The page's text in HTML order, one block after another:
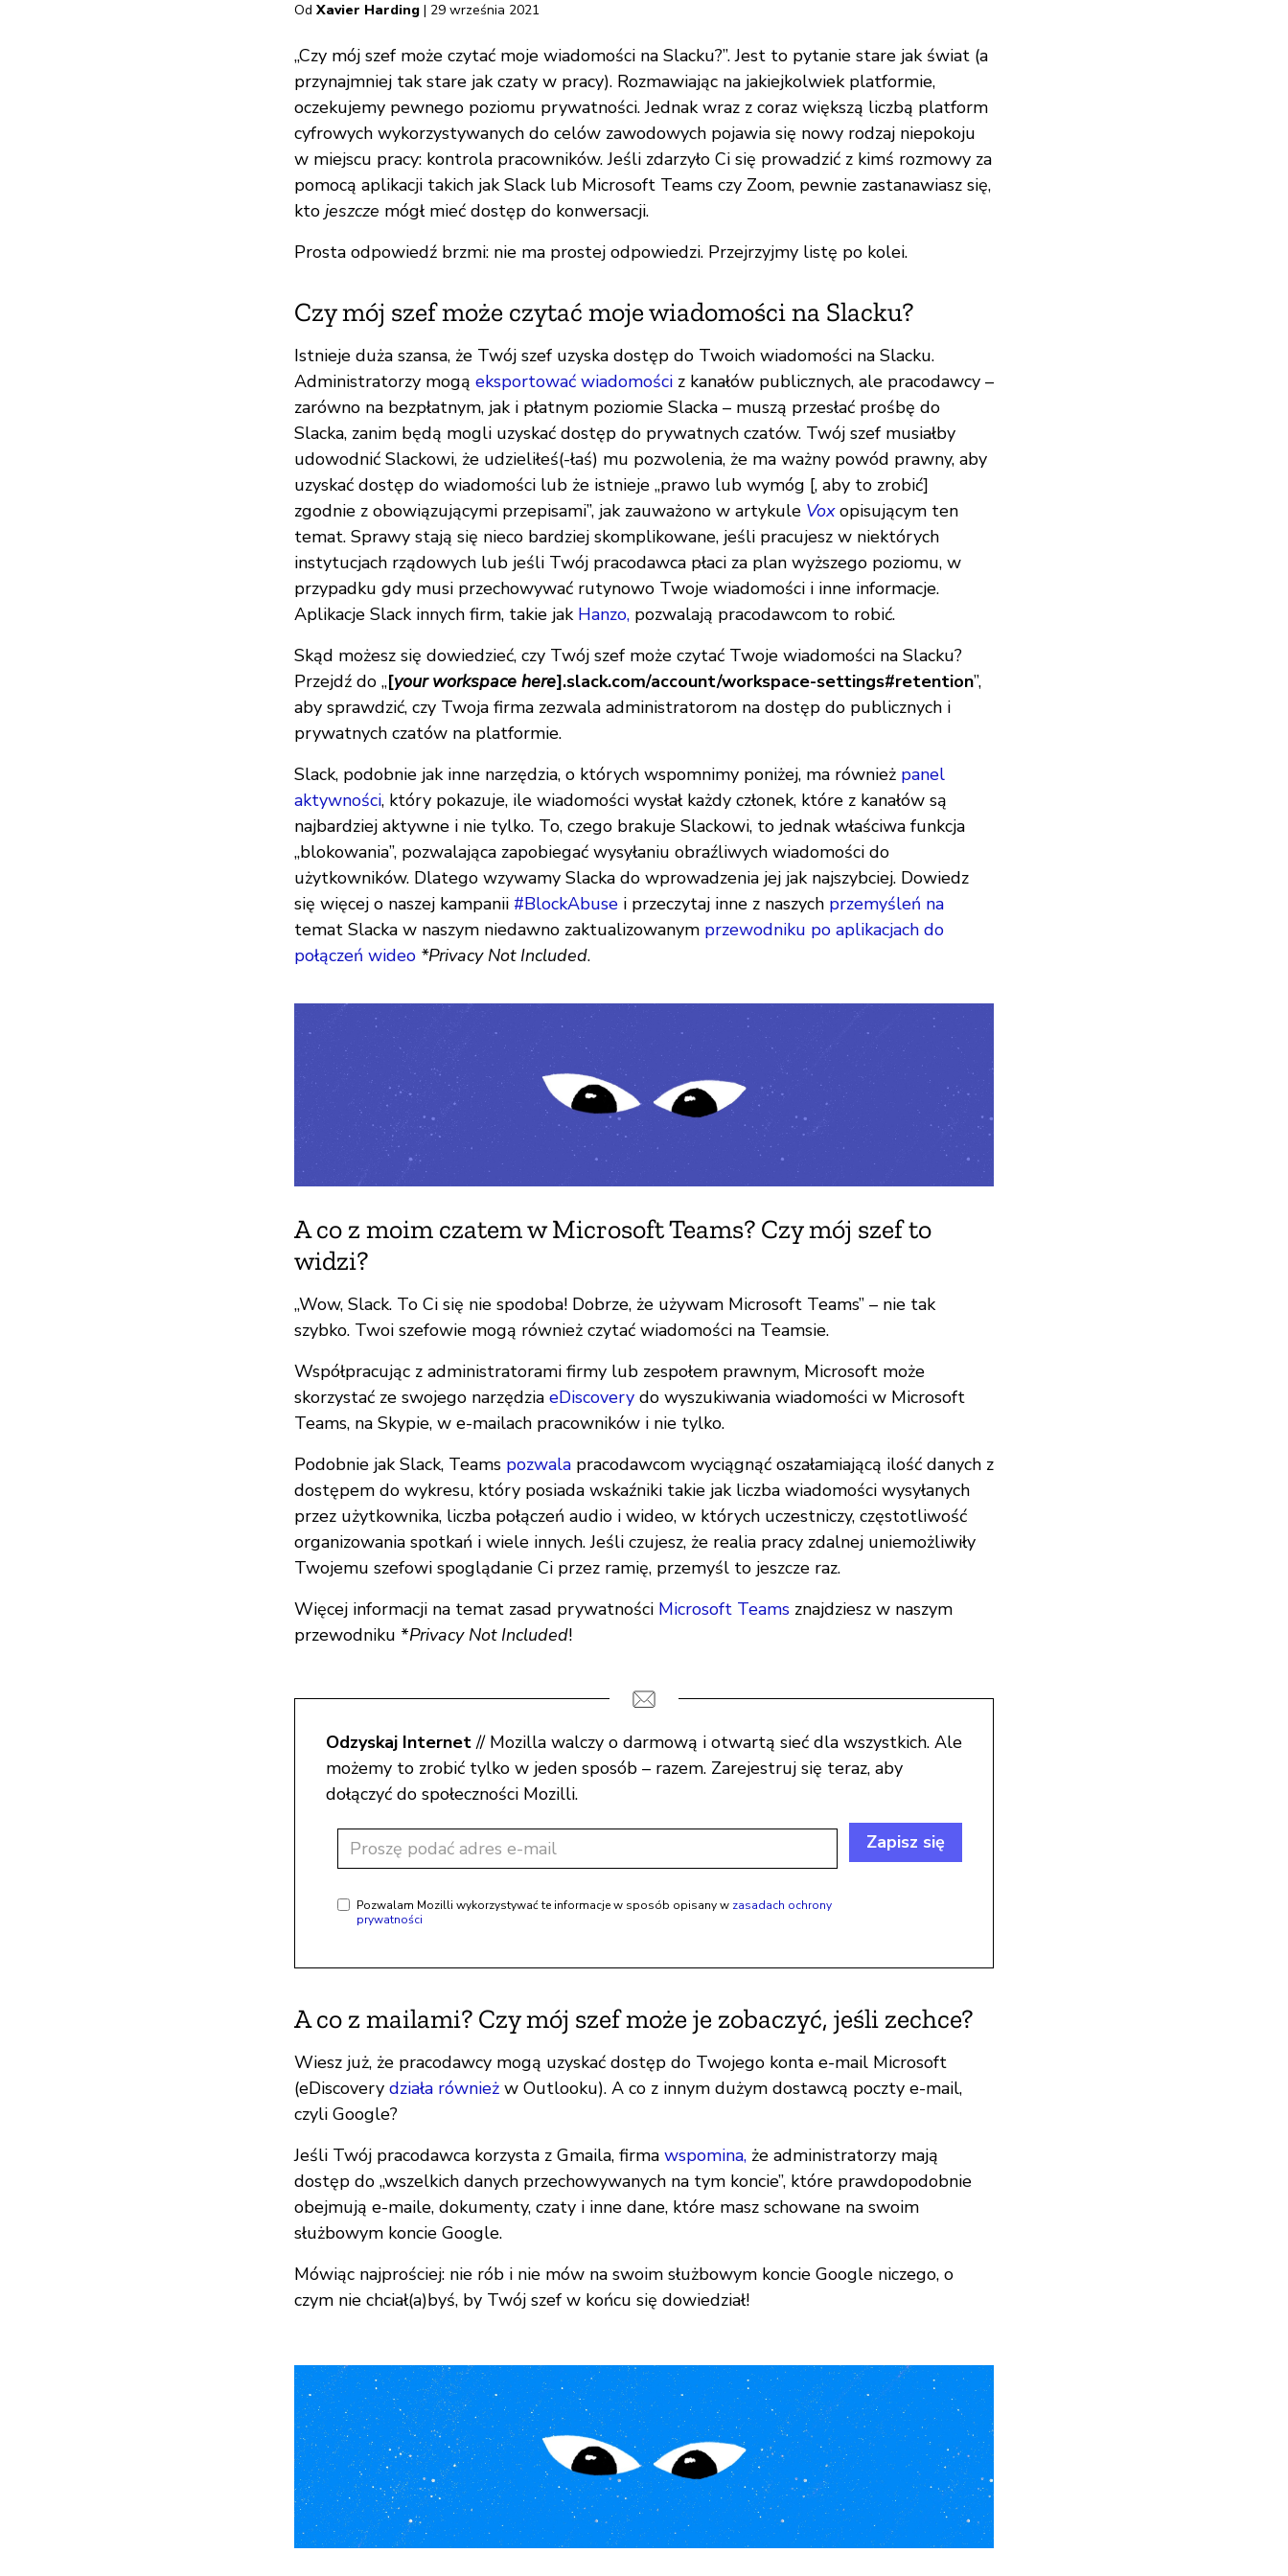
Od Xavier Harding | 29 września 2021
„Czy mój szef może czytać moje wiadomości na Slacku?”. Jest to pytanie stare jak świat (a
przynajmniej tak stare jak czaty w pracy). Rozmawiając na jakiejkolwiek platformie,
oczekujemy pewnego poziomu prywatności. Jednak wraz z coraz większą liczbą platform
cyfrowych wykorzystywanych do celów zawodowych pojawia się nowy rodzaj niepokoju
w miejscu pracy: kontrola pracowników. Jeśli zdarzyło Ci się prowadzić z kimś rozmowy za
pomocą aplikacji takich jak Slack lub Microsoft Teams czy Zoom, pewnie zastanawiasz się,
kto jeszcze mógł mieć dostęp do konwersacji.
Prosta odpowiedź brzmi: nie ma prostej odpowiedzi. Przejrzyjmy listę po kolei.
Czy mój szef może czytać moje wiadomości na Slacku?
Istnieje duża szansa, że Twój szef uzyska dostęp do Twoich wiadomości na Slacku.
Administratorzy mogą eksportować wiadomości z kanałów publicznych, ale pracodawcy –
zarówno na bezpłatnym, jak i płatnym poziomie Slacka – muszą przesłać prośbę do
Slacka, zanim będą mogli uzyskać dostęp do prywatnych czatów. Twój szef musiałby
udowodnić Slackowi, że udzieliłeś(-łaś) mu pozwolenia, że ma ważny powód prawny, aby
uzyskać dostęp do wiadomości lub że istnieje „prawo lub wymóg [, aby to zrobić]
zgodnie z obowiązującymi przepisami”, jak zauważono w artykule Voxopisującym ten
temat. Sprawy stają się nieco bardziej skomplikowane, jeśli pracujesz w niektórych
instytucjach rządowych lub jeśli Twój pracodawca płaci za plan wyższego poziomu, w
przypadku gdy musi przechowywać rutynowo Twoje wiadomości i inne informacje.
Aplikacje Slack innych firm, takie jak Hanzo, pozwalają pracodawcom to robić.
Skąd możesz się dowiedzieć, czy Twój szef może czytać Twoje wiadomości na Slacku?
Przejdź do „[your workspace here].slack.com/account/workspace-settings#retention”,
aby sprawdzić, czy Twoja firma zezwala administratorom na dostęp do publicznych i
prywatnych czatów na platformie.
Slack, podobnie jak inne narzędzia, o których wspomnimy poniżej, ma również panel
aktywności, który pokazuje, ile wiadomości wysłał każdy członek, które z kanałów są
najbardziej aktywne i nie tylko. To, czego brakuje Slackowi, to jednak właściwa funkcja
„blokowania”, pozwalająca zapobiegać wysyłaniu obraźliwych wiadomości do
użytkowników. Dlatego wzywamy Slacka do wprowadzenia jej jak najszybciej. Dowiedz
się więcej o naszej kampanii #BlockAbuse i przeczytaj inne z naszych przemyśleń na
temat Slacka w naszym niedawno zaktualizowanym przewodniku po aplikacjach do
połączeń wideo *Privacy Not Included.
A co z moim czatem w Microsoft Teams? Czy mój szef to
widzi?
„Wow, Slack. To Ci się nie spodoba! Dobrze, że używam Microsoft Teams” – nie tak
szybko. Twoi szefowie mogą również czytać wiadomości na Teamsie.
Współpracując z administratorami firmy lub zespołem prawnym, Microsoft może
skorzystać ze swojego narzędzia eDiscovery do wyszukiwania wiadomości w Microsoft
Teams, na Skypie, w e-mailach pracowników i nie tylko.
Podobnie jak Slack, Teams pozwala pracodawcom wyciągnąć oszałamiającą ilość danych z
dostępem do wykresu, który posiada wskaźniki takie jak liczba wiadomości wysyłanych
przez użytkownika, liczba połączeń audio i wideo, w których uczestniczy, częstotliwość
organizowania spotkań i wiele innych. Jeśli czujesz, że realia pracy zdalnej uniemożliwiły
Twojemu szefowi spoglądanie Ci przez ramię, przemyśl to jeszcze raz.
Więcej informacji na temat zasad prywatności Microsoft Teams znajdziesz w naszym
przewodniku *Privacy Not Included!
Odzyskaj Internet// Mozilla walczy o darmową i otwartą sieć dla wszystkich. Ale
możemy to zrobić tylko w jeden sposób – razem. Zarejestruj się teraz, aby
dołączyć do społeczności Mozilli.
Pozwalam Mozilli wykorzystywać te informacje w sposób opisany w zasadach ochrony
prywatności
Zapisz się
A co z mailami? Czy mój szef może je zobaczyć, jeśli zechce?
Wiesz już, że pracodawcy mogą uzyskać dostęp do Twojego konta e-mail Microsoft
(eDiscovery działa również w Outlooku). A co z innym dużym dostawcą poczty e-mail,
czyli Google?
Jeśli Twój pracodawca korzysta z Gmaila, firma wspomina, że administratorzy mają
dostęp do „wszelkich danych przechowywanych na tym koncie”, które prawdopodobnie
obejmują e-maile, dokumenty, czaty i inne dane, które masz schowane na swoim
służbowym koncie Google.
Mówiąc najprościej: nie rób i nie mów na swoim służbowym koncie Google niczego, o
czym nie chciał(a)byś, by Twój szef w końcu się dowiedział!